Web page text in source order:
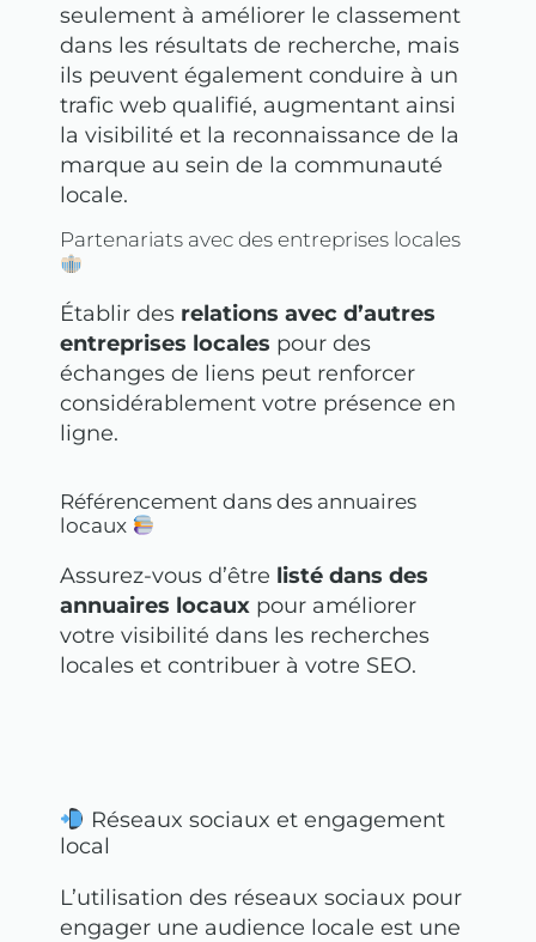
seulement à améliorer le classement
dans les résultats de recherche, mais
ils peuvent également conduire à un
trafic web qualifié, augmentant ainsi
la visibilité et la reconnaissance de la
marque au sein de la communauté
locale.
Partenariats avec des entreprises locales
Établir des relations avec d’autres
entreprises locales pour des
échanges de liens peut renforcer
considérablement votre présence en
ligne.
Référencement dans des annuaires
locaux
Assurez-vous d’être listé dans des
annuaires locaux pour améliorer
votre visibilité dans les recherches
locales et contribuer à votre SEO.
Réseaux sociaux et engagement
local
L’utilisation des réseaux sociaux pour
engager une audience locale est une